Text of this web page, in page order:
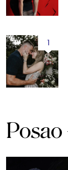
1
Posao